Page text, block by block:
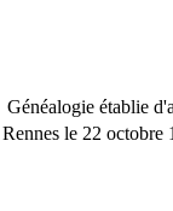
Généalogie établie
Rennes le 22 octobre